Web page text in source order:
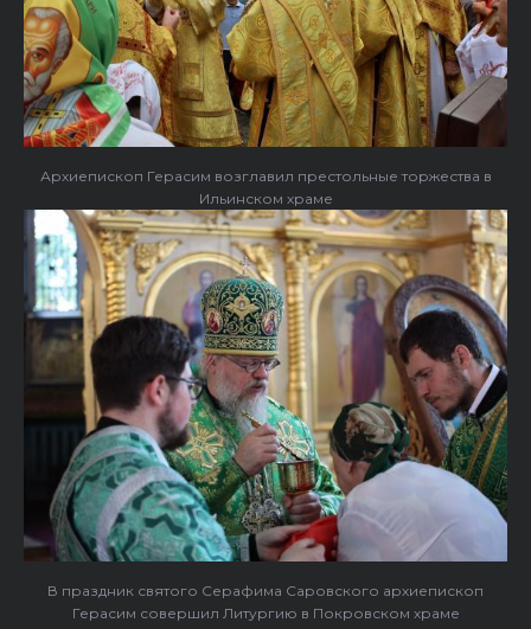
Архиепископ Герасим возглавил престольные торжества в
Ильинском храме
В праздник святого Серафима Саровского архиепископ
Герасим совершил Литургию в Покровском храме